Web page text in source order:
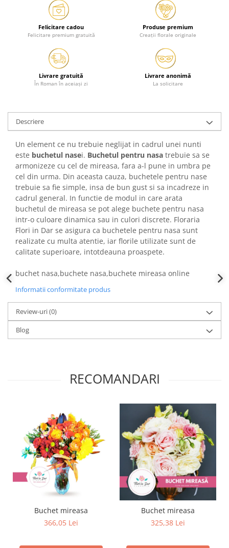
Felicitare cadou
Felicitare premium gratuită
Produse premium
Creații florale originale
Livrare gratuită
În Roman în aceiași zi
Livrare anonimă
La solicitare
Descriere
Un element ce nu trebuie neglijat in cadrul unei nunti
este buchetul nasei. Buchetul pentru nasa trebuie sa se
armonizeze cu cel de mireasa, fara a-l pune in umbra pe
cel din urma. Din aceasta cauza, buchetele pentru nase
trebuie sa fie simple, insa de bun gust si sa incadreze in
cadrul general. In functie de modul in care arata
buchetul de mireasa se pot alege buchete pentru nasa
intr-o culoare dinamica sau in culori discrete. Floraria
Flori in Dar se asigura ca buchetele pentru nasa sunt
realizate cu multa atentie, iar florile utilizate sunt de
calitate superioare, intotdeauna proaspete.
buchet nasa,buchete nasa,buchete mireasa online
Informatii conformitate produs
Review-uri(0)
Blog
RECOMANDARI
Buchet mireasa
366,05 Lei
Buchet mireasa
325,38 Lei